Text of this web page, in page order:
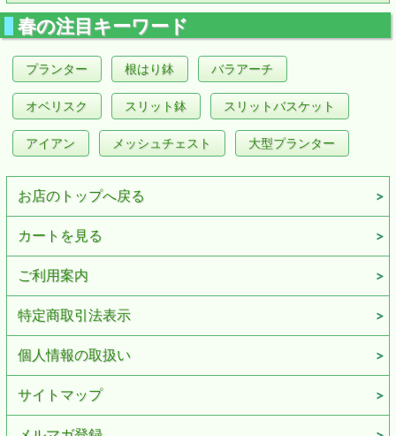
春の注目キーワード
プランター 根はり鉢 バラアーチ
オベリスク スリット鉢 スリットバスケット
アイアン メッシュチェスト 大型プランター
お店のトップへ戻る
カートを見る
ご利用案内
特定商取引法表示
個人情報の取扱い
サイトマップ